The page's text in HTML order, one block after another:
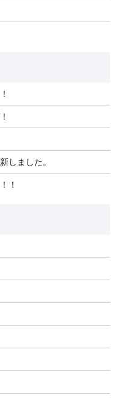
しました。
！